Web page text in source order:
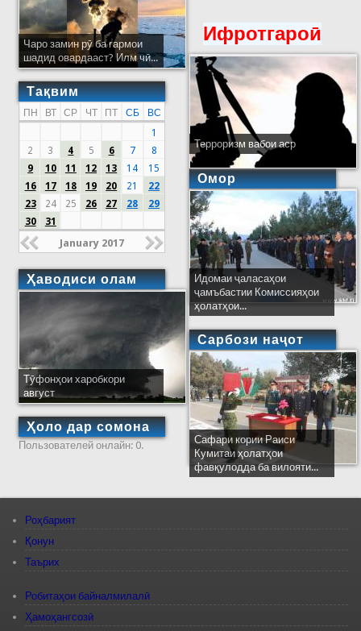
Чаро замин рӯ ба гармои
шадид овардааст? Илм чӣ...
Тақвим
ПН ВТ СР ЧТ ПТ СБ
ВС
1
2
3 4 5 6 7
8
9
10 11 12 13 14
15
16
17 18 19 20 21
22
23
24 25 26 27 28
29
30
31
January 2017
Ҳаводиси олам
Тӯфонҳои харобкори
август
Ҳоло дар сомона
Пользователей онлайн: 0.
Ифротгароӣ
Терроризм вабои аср
Омор
Идомаи ҷаласаҳои
ҷамъбастии Комиссияҳои
ҳолатҳои...
Сарбози наҷот
Сафари кории Раиси
Кумитаи ҳолатҳои
фавқулодда ба вилояти...
Роҳбарият
Қонун
Таърих
Робитаҳои байналмилалӣ
Ҳамоҳангсозӣ